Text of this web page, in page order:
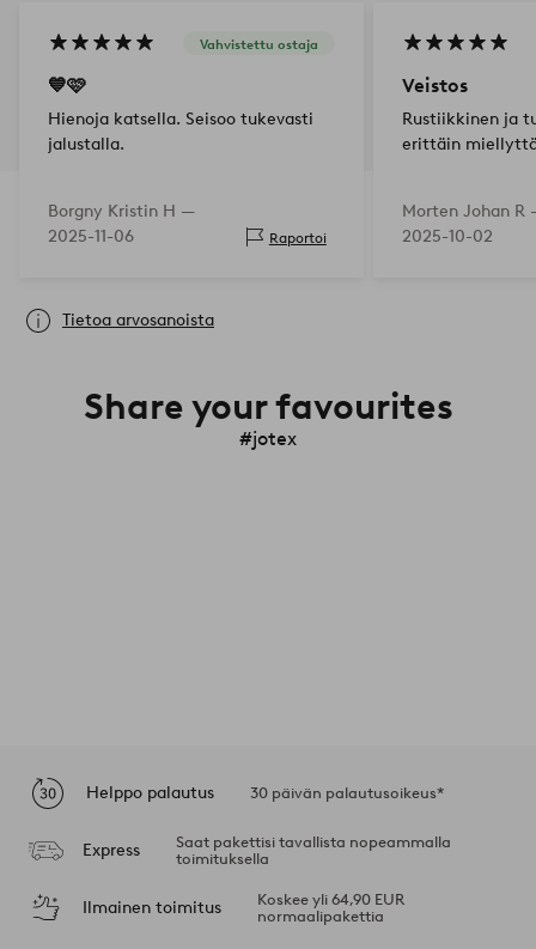
Vahvistettu ostaja
💙🩷
Hienoja katsella. Seisoo tukevasti
jalustalla.
Borgny Kristin H —
2025-11-06
Raportoi
Veistos
Rustiikkinen ja
erittäin
Morten Johan R
2025-10-02
Tietoa arvosanoista
Share your favourites
#jotex
Helppo palautus 30 päivän palautusoikeus*
Express
Saat pakettisi tavallista nopeammalla
toimituksella
Ilmainen toimitus
Koskee yli 64,90 EUR
normaalipakettia